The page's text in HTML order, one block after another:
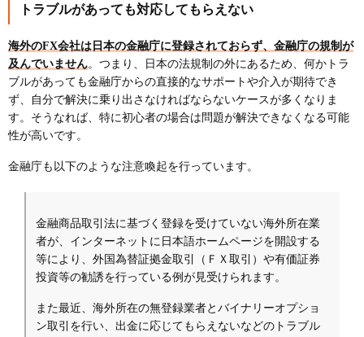
トラブルがあっても対応してもらえない
海外のFX会社は日本の金融庁に登録されておらず、金融庁の規制が
及んでいません。つまり、日本の法規制の外にあるため、何かトラ
ブルがあっても金融庁からの直接的なサポートや介入が期待でき
ず、自分で解決に乗り出さなければならないケースが多くなりま
す。そうなれば、特に初心者の場合は問題が解決できなくなる可能
性が高いです。
金融庁も以下のような注意喚起を行っています。
金融商品取引法に基づく登録を受けていない海外所在業
者が、インターネットに日本語ホームページを開設する
等により、外国為替証拠金取引（ＦＸ取引）や有価証券
投資等の勧誘を行っている例が見受けられます。
また最近、海外所在の無登録業者とバイナリーオプショ
ン取引を行い、出金に応じてもらえないなどのトラブル